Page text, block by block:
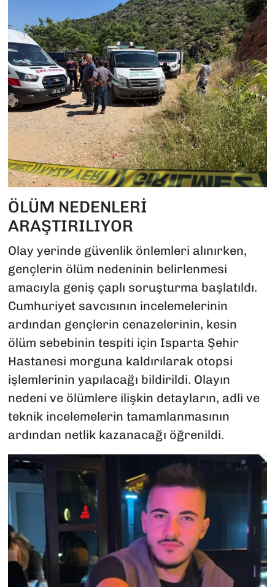
ÖLÜM NEDENLERİ
ARAŞTIRILIYOR
Olay yerinde güvenlik önlemleri alınırken,
gençlerin ölüm nedeninin belirlenmesi
amacıyla geniş çaplı soruşturma başlatıldı.
Cumhuriyet savcısının incelemelerinin
ardından gençlerin cenazelerinin, kesin
ölüm sebebinin tespiti için Isparta Şehir
Hastanesi morguna kaldırılarak otopsi
işlemlerinin yapılacağı bildirildi. Olayın
nedeni ve ölümlere ilişkin detayların, adli ve
teknik incelemelerin tamamlanmasının
ardından netlik kazanacağı öğrenildi.